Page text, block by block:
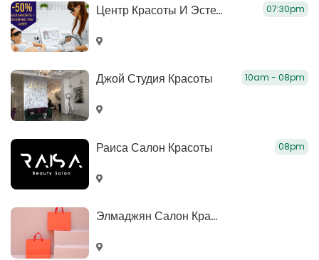
Центр Красоты И Эстетики ЛК 07:30pm
Джой Студия Красоты 10am - 08pm
Раиса Салон Красоты 08pm
Элмаджян Салон Красоты